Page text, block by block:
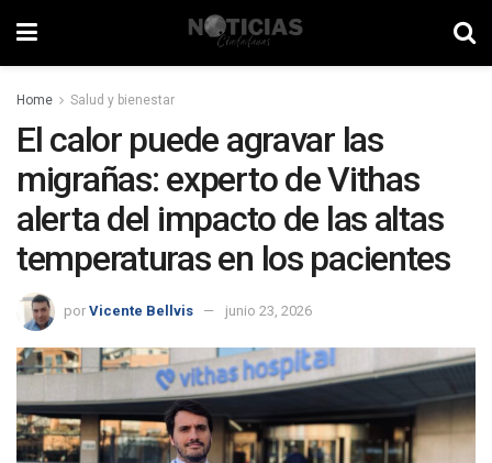
Home Salud y bienestar
El calor puede agravar las
migrañas: experto de Vithas
alerta del impacto de las altas
temperaturas en los pacientes
por Vicente Bellvis junio 23, 2026